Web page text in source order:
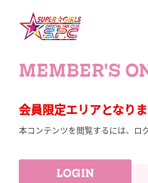
MEMBER'S
会員限定エリアとなり
本コンテンツを閲覧するには、ロ
LOGIN